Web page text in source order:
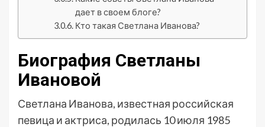
дает в своем блоге?
Кто такая Светлана Иванова?
Биография Светланы
Ивановой
Светлана Иванова, известная российская
певица и актриса, родилась 10 июля 1985